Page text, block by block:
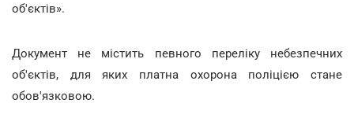
об'єктів».
Документ не містить певного переліку небезпечних
об'єктів, для яких платна охорона поліцією стане
обов'язковою.